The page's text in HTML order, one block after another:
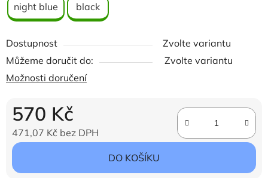
night blue black
Dostupnost
Zvolte variantu
Můžeme doručit do:
Zvolte variantu
Možnosti doručení
570 Kč
471,07 Kč bez DPH
Měrná cena:
DO KOŠÍKU